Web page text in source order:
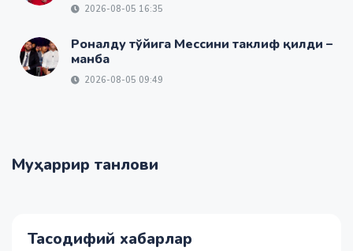
2026-08-05 16:35
Роналду тўйига Мессини таклиф қилди –
манба
2026-08-05 09:49
Муҳаррир танлови
Тасодифий хабарлар